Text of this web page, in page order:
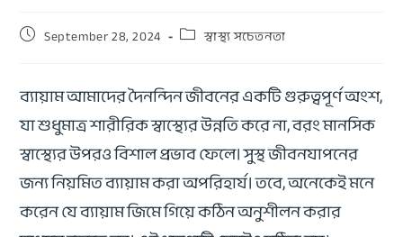
September 28, 2024 স্বাস্থ্য সচেতনতা
ব্যায়াম আমাদের দৈনন্দিন জীবনের একটি গুরুত্বপূর্ণ অংশ,
যা শুধুমাত্র শারীরিক স্বাস্থ্যের উন্নতি করে না, বরং মানসিক
স্বাস্থ্যের উপরও বিশাল প্রভাব ফেলে। সুস্থ জীবনযাপনের
জন্য নিয়মিত ব্যায়াম করা অপরিহার্য। তবে, অনেকেই মনে
করেন যে ব্যায়াম জিমে গিয়ে কঠিন অনুশীলন করার